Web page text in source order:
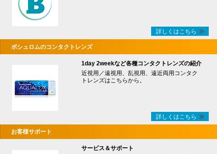
詳しくはこちら
ボシュロムのコンタクトレンズ
1day 2weekなど各種コンタクトレンズの紹介
近視用／遠視用、乱視用、遠近両用コンタク
トレンズはこちらから。
詳しくはこちら
お客様サポート
サービス＆サポート